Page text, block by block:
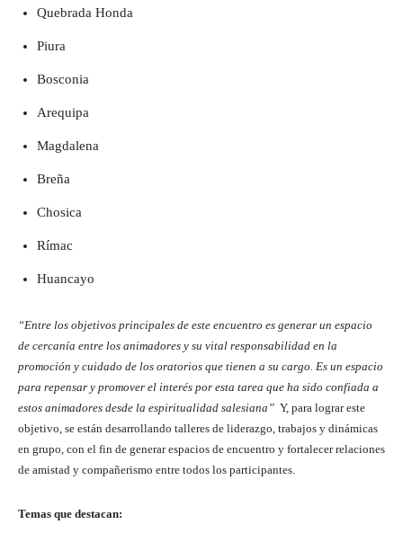
Quebrada Honda
Piura
Bosconia
Arequipa
Magdalena
Breña
Chosica
Rímac
Huancayo
“Entre los objetivos principales de este encuentro es generar un espacio
de cercanía entre los animadores y su vital responsabilidad en la
promoción y cuidado de los oratorios que tienen a su cargo. Es un espacio
para repensar y promover el interés por esta tarea que ha sido confiada a
estos animadores desde la espiritualidad salesiana” Y, para lograr este
objetivo, se están desarrollando talleres de liderazgo, trabajos y dinámicas
en grupo, con el fin de generar espacios de encuentro y fortalecer relaciones
de amistad y compañerismo entre todos los participantes.
Temas que destacan: